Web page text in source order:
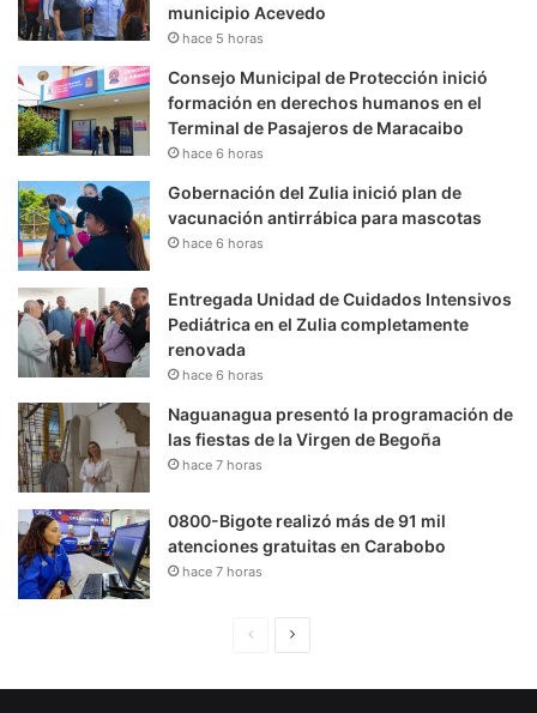
municipio Acevedo
hace 5 horas
Consejo Municipal de Protección inició
formación en derechos humanos en el
Terminal de Pasajeros de Maracaibo
hace 6 horas
Gobernación del Zulia inició plan de
vacunación antirrábica para mascotas
hace 6 horas
Entregada Unidad de Cuidados Intensivos
Pediátrica en el Zulia completamente
renovada
hace 6 horas
Naguanagua presentó la programación de
las fiestas de la Virgen de Begoña
hace 7 horas
0800-Bigote realizó más de 91 mil
atenciones gratuitas en Carabobo
hace 7 horas